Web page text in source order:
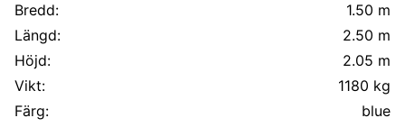
Bredd:
1.50 m
Längd:
2.50 m
Höjd:
2.05 m
Vikt:
1180 kg
Färg:
blue